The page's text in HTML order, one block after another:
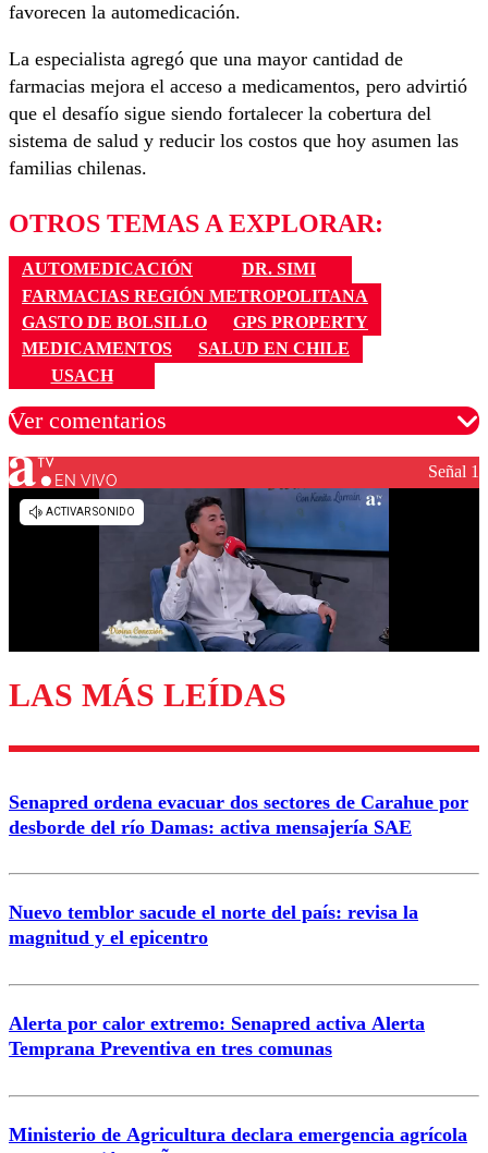
favorecen la automedicación.
La especialista agregó que una mayor cantidad de
farmacias mejora el acceso a medicamentos, pero advirtió
que el desafío sigue siendo fortalecer la cobertura del
sistema de salud y reducir los costos que hoy asumen las
familias chilenas.
OTROS TEMAS A EXPLORAR:
AUTOMEDICACIÓN
DR. SIMI
FARMACIAS REGIÓN METROPOLITANA
GASTO DE BOLSILLO
GPS PROPERTY
MEDICAMENTOS
SALUD EN CHILE
USACH
Ver comentarios
Los comentarios son moderados para garantizar un
diálogo respetuoso.
Enviar comentario
EN VIVO Señal 1
LAS MÁS LEÍDAS
Senapred ordena evacuar dos sectores de Carahue por
desborde del río Damas: activa mensajería SAE
Nuevo temblor sacude el norte del país: revisa la
magnitud y el epicentro
Alerta por calor extremo: Senapred activa Alerta
Temprana Preventiva en tres comunas
Ministerio de Agricultura declara emergencia agrícola